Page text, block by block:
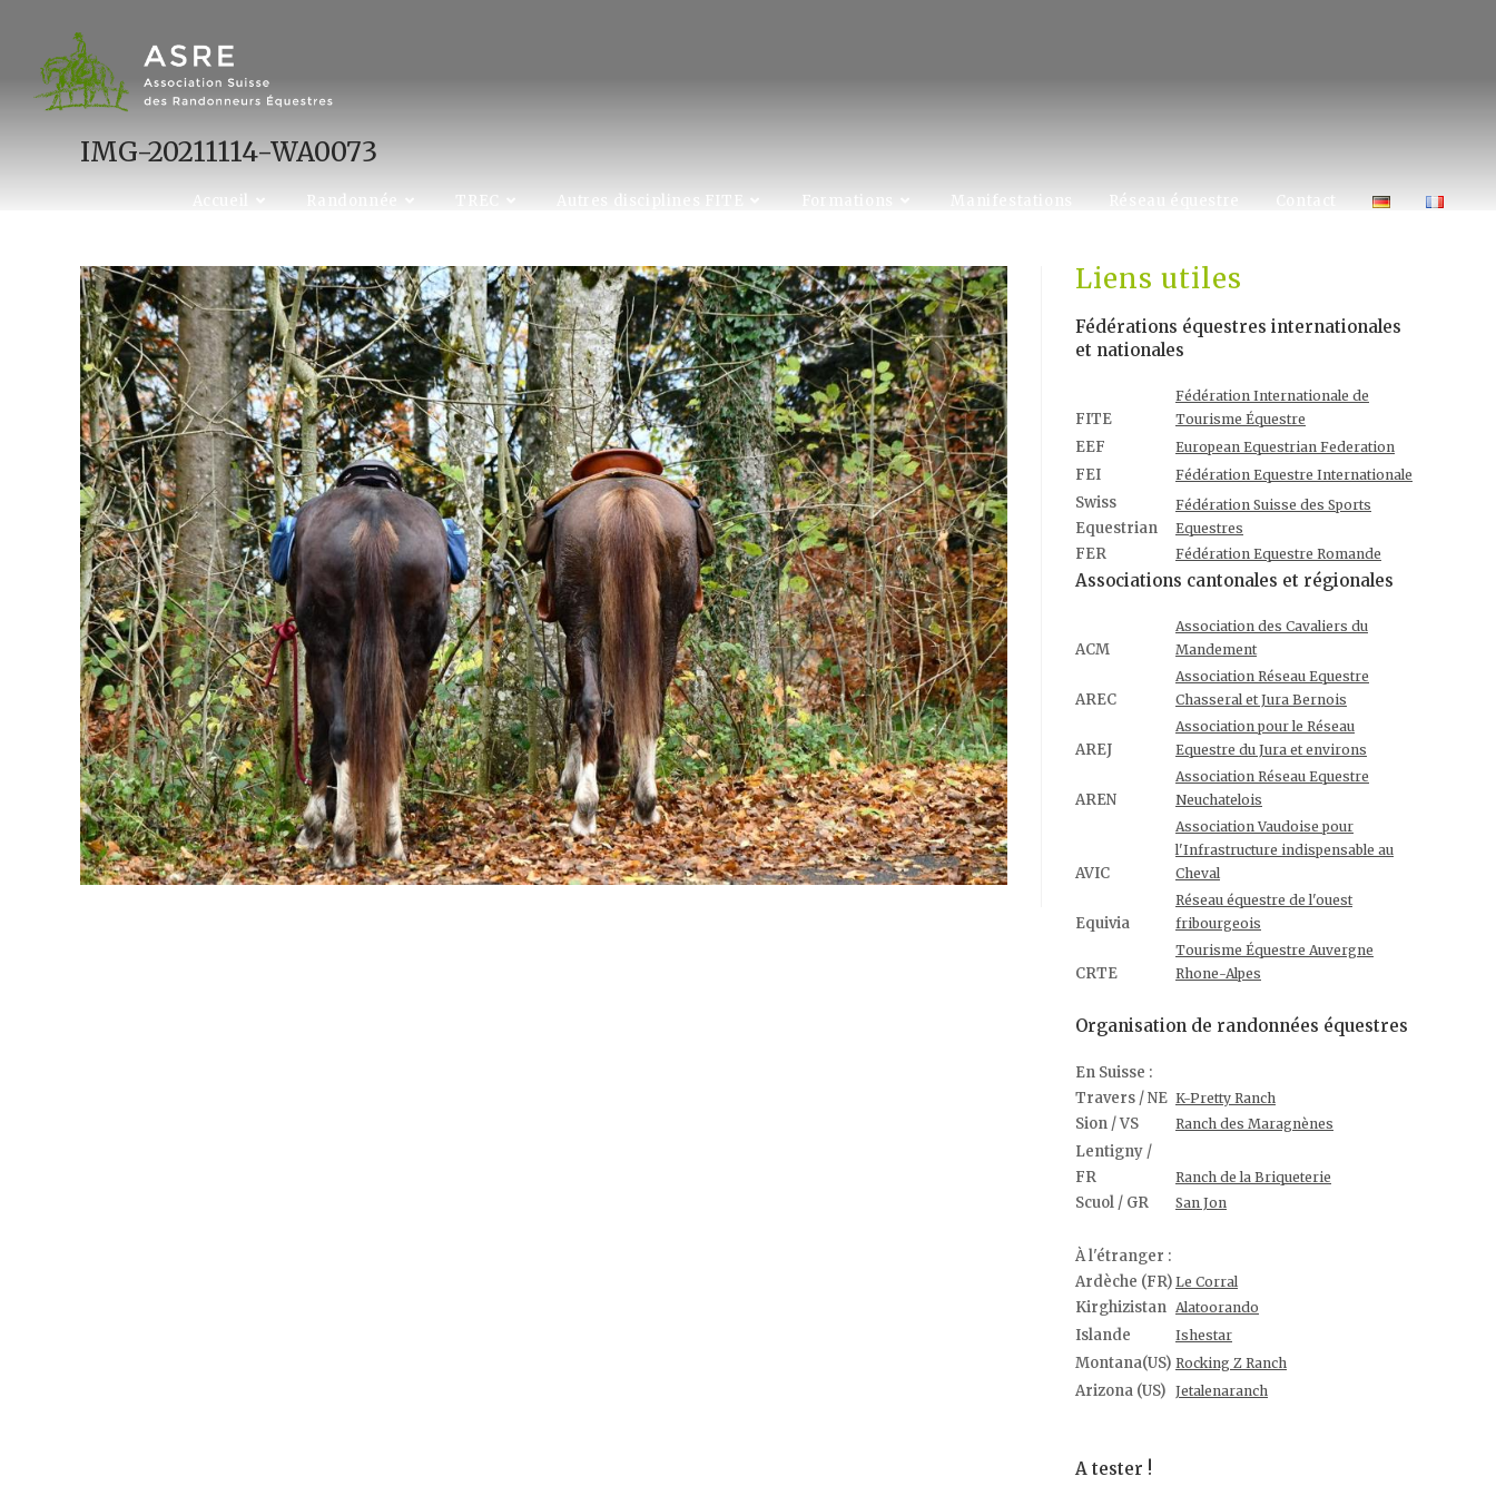
content
Accueil Randonnée TREC Autres disciplines FITE Formations Manifestations Réseau équestre Contact
IMG-20211114-WA0073
Liens utiles
Fédérations équestres internationales
et nationales
FITE
Fédération Internationale de
Tourisme Équestre
EEF European Equestrian Federation
FEI Fédération Equestre Internationale
Swiss
Equestrian
Fédération Suisse des Sports
Equestres
FER Fédération Equestre Romande
Associations cantonales et régionales
ACM
Association des Cavaliers du
Mandement
AREC
Association Réseau Equestre
Chasseral et Jura Bernois
AREJ
Association pour le Réseau
Equestre du Jura et environs
AREN
Association Réseau Equestre
Neuchatelois
AVIC
Association Vaudoise pour
l'Infrastructure indispensable au
Cheval
Equivia
Réseau équestre de l'ouest
fribourgeois
CRTE
Tourisme Équestre Auvergne
Rhone-Alpes
Organisation de randonnées équestres
En Suisse :
Travers / NE K-Pretty Ranch
Sion / VS Ranch des Maragnènes
Lentigny /
FR
Ranch de la Briqueterie
Scuol / GR San Jon
À l'étranger :
Ardèche (FR) Le Corral
Kirghizistan Alatoorando
Islande Ishestar
Montana(US) Rocking Z Ranch
Arizona (US) Jetalenaranch
A tester !